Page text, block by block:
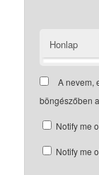
Honlap
A nevem,
böngészőben
Notify me
Notify me